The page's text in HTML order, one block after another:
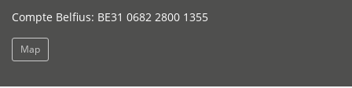
Compte Belfius: BE31 0682 2800 1355
Map